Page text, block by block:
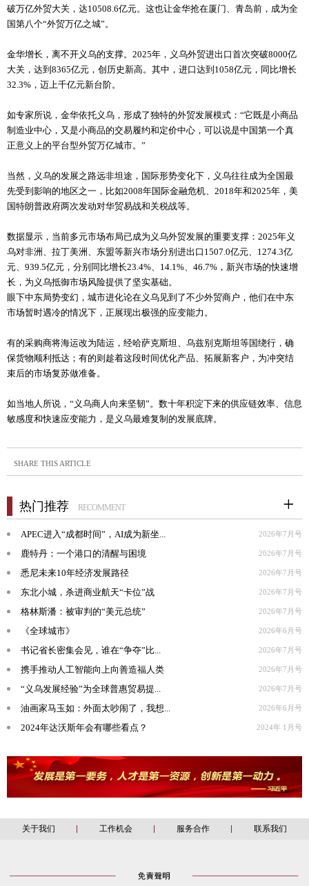
破万亿外贸大关，达10508.6亿元。这也让金华抢在厦门、青岛前，成为全
国第八个“外贸万亿之城”。
金华增长，离不开义乌的支撑。2025年，义乌外贸进出口首次突破8000亿
大关，达到8365亿元，创历史新高。其中，进口达到1058亿元，同比增长
32.3%，迈上千亿元新台阶。
如专家所说，金华依托义乌，形成了独特的外贸发展模式：“它既是小商品
制造业中心，又是小商品的交易履约和定价中心，可以说是中国第一个真
正意义上的平台型外贸万亿城市。”
当然，义乌的发展之路远非坦途，国际形势变化下，义乌往往成为全国最
先受到影响的地区之一，比如2008年国际金融危机、2018年和2025年，美
国特朗普政府两次发动对华贸易战和关税战等。
数据显示，当前多元市场布局已成为义乌外贸发展的重要支撑：2025年义
乌对非洲、拉丁美洲、东盟等新兴市场分别进出口1507.0亿元、1274.3亿
元、939.5亿元，分别同比增长23.4%、14.1%、46.7%，新兴市场的快速增
长，为义乌抵御市场风险提供了坚实基础。
眼下中东局势变幻，城市进化论在义乌见到了不少外贸商户，他们在中东
市场暂时遇冷的情况下，正展现出极强的应变能力。
有的采购商将海运改为陆运，经哈萨克斯坦、乌兹别克斯坦等国绕行，确
保货物顺利抵达；有的则趁着这段时间优化产品、拓展新客户，为冲突结
束后的市场复苏做准备。
如当地人所说，“义乌商人向来坚韧”。数十年积淀下来的供应链效率、信息
敏感度和快速应变能力，是义乌最难复制的发展底牌。
SHARE THIS ARTICLE
热门推荐 RECOMMENT
APEC进入“成都时间”，AI成为新坐... 2026年7月号
鹿特丹：一个港口的清醒与困境 2026年7月号
悉尼未来10年经济发展路径 2026年7月号
东北小城，杀进商业航天“卡位”战 2026年7月号
格林斯潘：被审判的“美元总统” 2026年7月号
《全球城市》 2026年6月号
书记省长密集会见，谁在“争夺”比... 2026年7月号
携手推动人工智能向上向善造福人类 2026年7月号
“义乌发展经验”为全球普惠贸易提... 2026年7月号
油画家马玉如：外面太吵闹了，我想... 2026年6月号
2024年达沃斯年会有哪些看点？ 2024年 1月号
关于我们 工作机会 服务合作 联系我们